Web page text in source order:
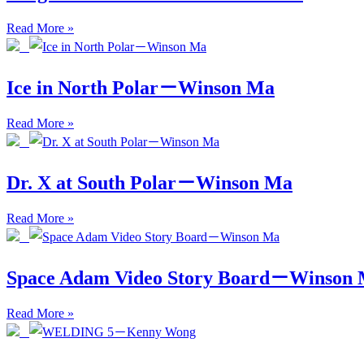
Read More »
Ice in North Polar－Winson Ma
Read More »
Dr. X at South Polar－Winson Ma
Read More »
Space Adam Video Story Board－Winson
Read More »